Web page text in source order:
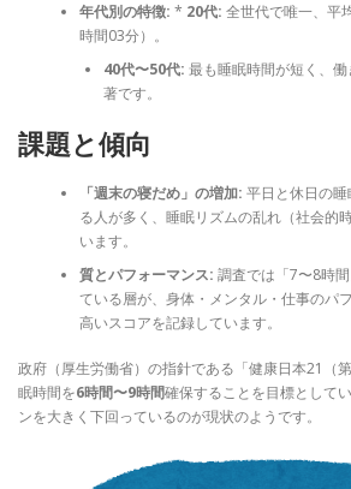
年代別の特徴: * 20代: 全世代で唯一、平
時間03分）。
40代〜50代: 最も睡眠時間が短く、
著です。
課題と傾向
「週末の寝だめ」の増加: 平日と休日の
る人が多く、睡眠リズムの乱れ（社会的
います。
質とパフォーマンス: 調査では「7〜8時
ている層が、身体・メンタル・仕事のパ
高いスコアを記録しています。
政府（厚生労働省）の指針である「健康日本21（
眠時間を6時間〜9時間確保することを目標として
ンを大きく下回っているのが現状のようです。